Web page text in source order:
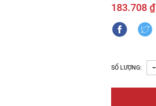
183.708 ₫
SỐ LƯỢNG: